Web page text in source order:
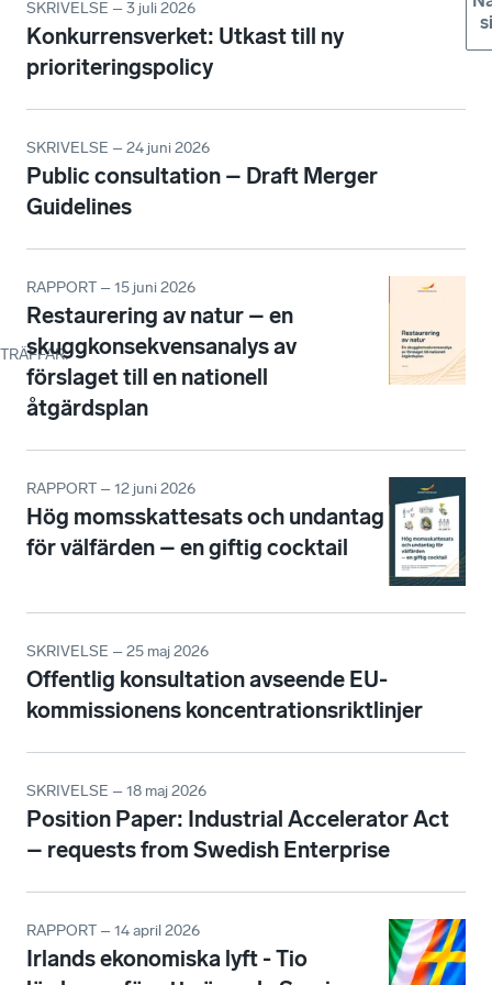
TRÄFFAR:
SKRIVELSE – 3 juli 2026
Konkurrensverket: Utkast till ny
prioriteringspolicy
SKRIVELSE – 24 juni 2026
Public consultation – Draft Merger
Guidelines
RAPPORT – 15 juni 2026
Restaurering av natur – en
skuggkonsekvensanalys av
förslaget till en nationell
åtgärdsplan
RAPPORT – 12 juni 2026
Hög momsskattesats och undantag
för välfärden – en giftig cocktail
SKRIVELSE – 25 maj 2026
Offentlig konsultation avseende EU-
kommissionens koncentrationsriktlinjer
SKRIVELSE – 18 maj 2026
Position Paper: Industrial Accelerator Act
– requests from Swedish Enterprise
RAPPORT – 14 april 2026
Irlands ekonomiska lyft - Tio